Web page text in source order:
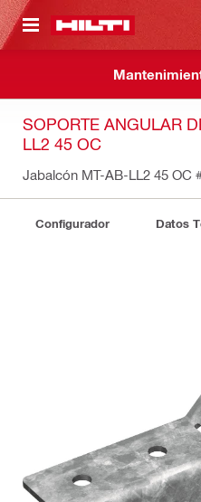
PRINCIPAL
SOPORTE ANGULAR
LL2 45 OC
Jabalcón MT-AB-LL2 45 OC
Configurador Datos